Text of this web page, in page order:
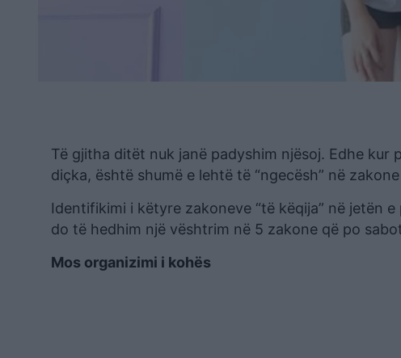
Të gjitha ditët nuk janë padyshim njësoj. Edhe
diçka, është shumë e lehtë të “ngecësh” në
Identifikimi i këtyre zakoneve “të këqija” në jetën
do të hedhim një vështrim në 5 zakone që po
Mos organizimi i kohës